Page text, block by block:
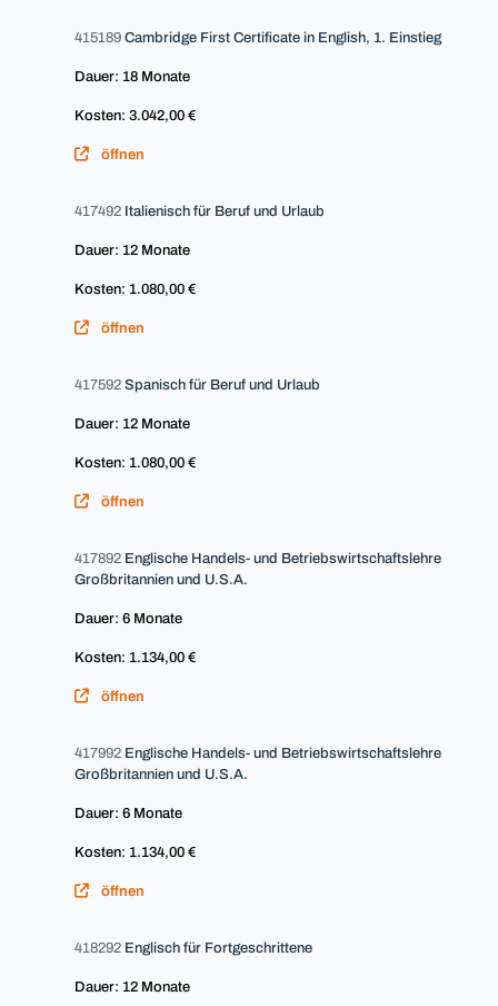
415189 Cambridge First Certificate in English, 1. Einstieg
Dauer: 18 Monate
Kosten: 3.042,00 €
öffnen
417492 Italienisch für Beruf und Urlaub
Dauer: 12 Monate
Kosten: 1.080,00 €
öffnen
417592 Spanisch für Beruf und Urlaub
Dauer: 12 Monate
Kosten: 1.080,00 €
öffnen
417892 Englische Handels- und Betriebswirtschaftslehre
Großbritannien und U.S.A.
Dauer: 6 Monate
Kosten: 1.134,00 €
öffnen
417992 Englische Handels- und Betriebswirtschaftslehre
Großbritannien und U.S.A.
Dauer: 6 Monate
Kosten: 1.134,00 €
öffnen
418292 Englisch für Fortgeschrittene
Dauer: 12 Monate